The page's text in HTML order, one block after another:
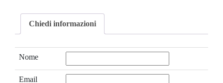
Chiedi informazioni
Nome
Email